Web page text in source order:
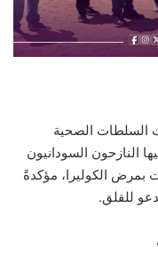
السلطات الصحية
النازحون السودانيون
بمرض الكوليرا، مؤكدةً
للقلق.